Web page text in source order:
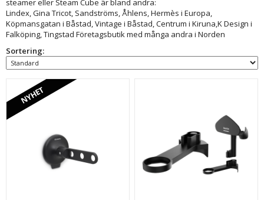
steamer eller Steam Cube är bland andra:
Lindex, Gina Tricot, Sandströms, Åhlens, Hermès i Europa,
Köpmansgatan i Båstad, Vintage i Båstad, Centrum i Kiruna,K Design i
Falköping, Tingstad Företagsbutik med många andra i Norden
Sortering:
NYHET